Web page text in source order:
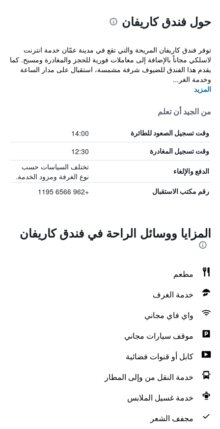
حول فندق كاريفان
توفر فندق كاريفان المريحة والتي تقع في مدينة عمّان خدمة انترنت
لاسلكي مجاناً بالإضافة إلى معاملات فورية للحجز والمغادرة ومسبح. كما
يقدم هذا الفندق للضيوف شرفة مشمسة، استقبال على مدار الساعة
وخدمة الغر...
المزيد
من الجيد أن تعلم
وقت تسجيل الصعود للطائرة 14:00
وقت تسجيل المغادرة 12:30
الدفع والإلغاء
تختلف السياسات حسب
نوع الغرفة ومزود الخدمة.
رقم مكتب الاستقبال +962 6566 1195
المزايا ووسائل الراحة في فندق كاريفان
مطعم
خدمة الغرف
واي فاي مجاني
موقف سيارات مجاني
كابل أو قنوات فضائية
خدمة النقل من وإلى المطار
خدمة غسيل الملابس
مجفف الشعر